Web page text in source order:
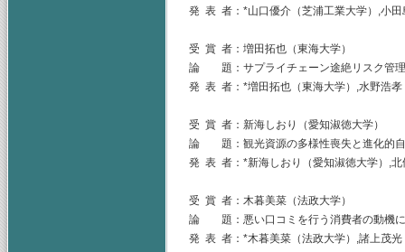
発 表 者：*山口優介（芝浦工業大学）,小
受 賞 者：増田拓也（東海大学）
論 題：サプライチェーン途絶リスク管理
発 表 者：*増田拓也（東海大学）,水野浩
受 賞 者：新海しおり（愛知淑徳大学）
論 題：観光資源の多様性喪失と進化的自
発 表 者：*新海しおり（愛知淑徳大学）,
受 賞 者：木暮美菜（法政大学）
論 題：悪い口コミを行う消費者の動機に
発 表 者：*木暮美菜（法政大学）,諸上茂光